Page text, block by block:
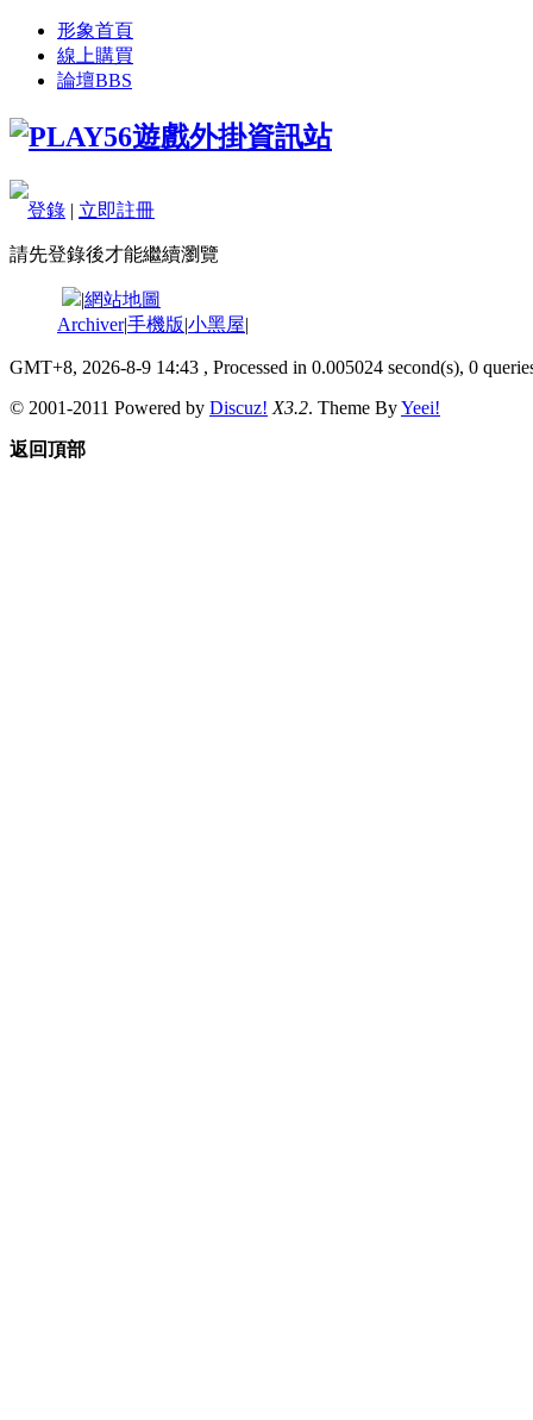
形象首頁
線上購買
論壇BBS
登錄 | 立即註冊
請先登錄後才能繼續瀏覽
|網站地圖
Archiver|手機版|小黑屋|
GMT+8, 2026-8-9 14:43 , Processed in 0.005024 second(s), 0
© 2001-2011 Powered by Discuz! X3.2. Theme ByYeei!
返回頂部